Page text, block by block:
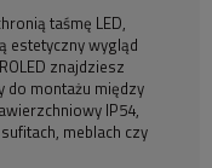
taśmę LED,
estetyczny wygląd
znajdziesz
do montażu między
IP54,
meblach czy